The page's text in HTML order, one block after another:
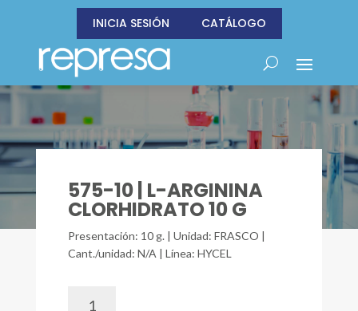
INICIA SESIÓN CATÁLOGO
575-10 | L-ARGININA
CLORHIDRATO 10 G
Presentación: 10 g. | Unidad: FRASCO |
Cant./unidad: N/A | Línea: HYCEL